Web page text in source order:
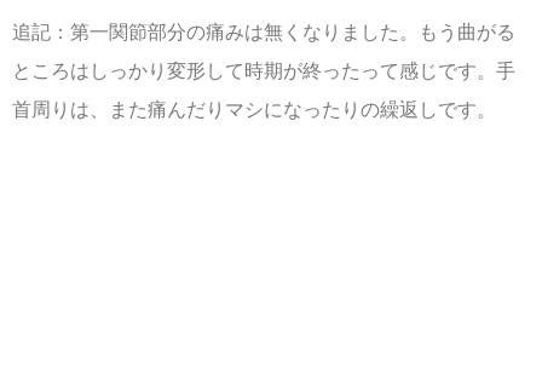
追記：第一関節部分の痛みは無くなりました。もう曲がる
ところはしっかり変形して時期が終ったって感じです。手
首周りは、また痛んだりマシになったりの繰返しです。